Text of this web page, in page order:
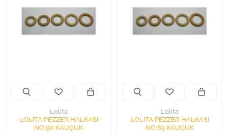
Sarf Malzemeleri
Tıbbi Tekstil Ürünleri
Tüm Kategorileri Gör
Lolita
LOLİTA PEZZER HALKASI
NO:90 KAUÇUK
Lolita
LOLİTA PEZZER HALKASI
NO:85 KAUÇUK